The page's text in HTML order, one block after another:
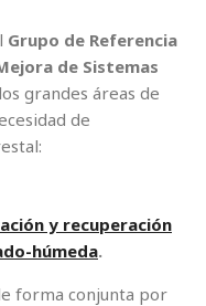
Grupo de Referencia
de Sistemas
grandes áreas de
de
y recuperación
húmeda.
forma conjunta por